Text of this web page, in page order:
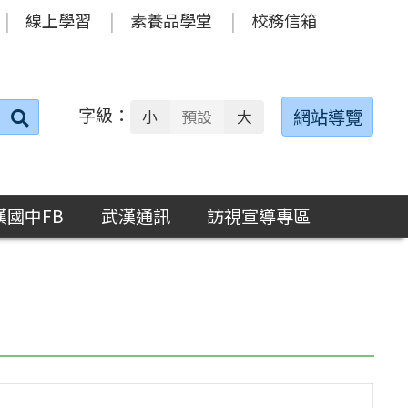
線上學習 素養品學堂 校務信箱
搜
字級： 小 預設 大 網站導覽
國中FB 武漢通訊 訪視宣導專區